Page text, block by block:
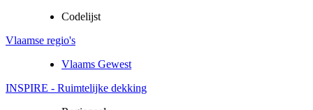
Codelijst
Vlaamse regio's
Vlaams Gewest
INSPIRE - Ruimtelijke dekking